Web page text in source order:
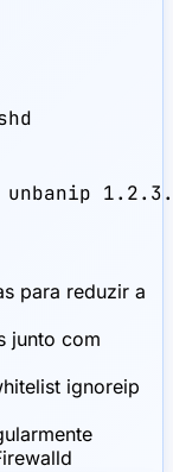
para reduzir a
junto com
ignoreip